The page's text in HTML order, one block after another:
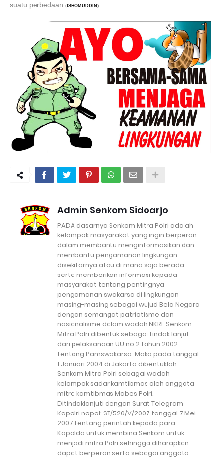
suatu perbedaan ( ISHOMUDDIN)
Admin Senkom Sidoarjo
PADA dasarnya Senkom Mitra Polri adalah
kelompok masyarakat yang ingin berperan
dalam membantu menginformasikan dan
membantu pengamanan lingkungan
disekitarnya atau di mana saja berada
serta memberikan informasi kepada
masyarakat tentang pentingnya
pengamanan swakarsa di lingkungan
masing-masing sebagai wujud Bela Negara
dengan semangat patriotisme dan
nasionalisme dalam wadah NKRI. Senkom
Mitra Polri dibentuk sebagai tindak lanjut
dari pelaksanaan UU no 2 tahun 2002
tentang Pamswakarsa. Maka pada tanggal
1 Januari 2004 di Jakarta dibentuklah
Senkom Mitra Polri sebagai wadah
kelompok sadar kamtibmas oleh anggota
mitra kamtibmas Mabes Polri.
Ditindaklanjuti dengan Surat Telegram
Kapolri nopol: ST/526/V/2007 tanggal 7 Mei
2007 tentang perintah kepada para
Kapolda untuk membina Senkom untuk
menjadi mitra Polri sehingga diharapkan
dapat berperan serta sebagai anggota